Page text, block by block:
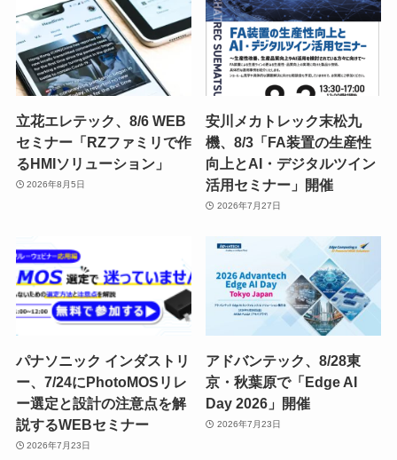
立花エレテック、8/6 WEB
セミナー「RZファミリで作
るHMIソリューション」
2026年8月5日
安川メカトレック末松九
機、8/3「FA装置の生産性
向上とAI・デジタルツイン
活用セミナー」開催
2026年7月27日
パナソニック インダストリ
ー、7/24にPhotoMOSリレ
ー選定と設計の注意点を解
説するWEBセミナー
2026年7月23日
アドバンテック、8/28東
京・秋葉原で「Edge AI
Day 2026」開催
2026年7月23日